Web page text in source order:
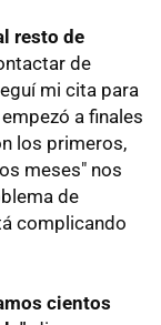
resto de
de
mi cita para
a finales
los primeros,
meses" nos
de
complicando
cientos